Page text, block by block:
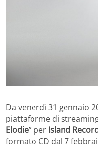
Da venerdì 31 gennaio
piattaforme di
Elodie” per Island
formato CD dal 7